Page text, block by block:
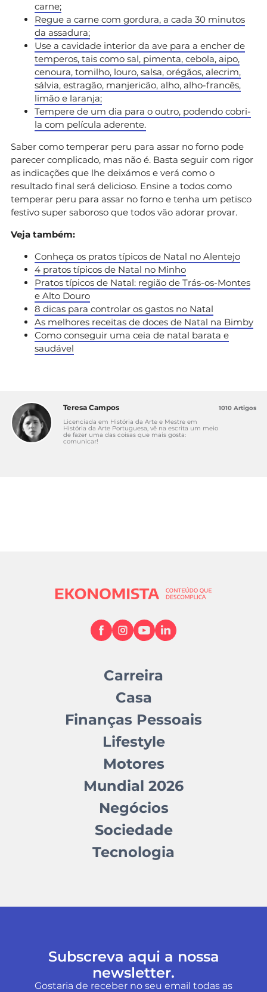
carne;
Regue a carne com gordura, a cada 30 minutos
da assadura;
Use a cavidade interior da ave para a encher de
temperos, tais como sal, pimenta, cebola, aipo,
cenoura, tomilho, louro, salsa, orégãos, alecrim,
sálvia, estragão, manjericão, alho, alho-francês,
limão e laranja;
Tempere de um dia para o outro, podendo cobri-
la com película aderente.
Saber como temperar peru para assar no forno pode
parecer complicado, mas não é. Basta seguir com rigor
as indicações que lhe deixámos e verá como o
resultado final será delicioso. Ensine a todos como
temperar peru para assar no forno e tenha um petisco
festivo super saboroso que todos vão adorar provar.
Veja também:
Conheça os pratos típicos de Natal no Alentejo
4 pratos típicos de Natal no Minho
Pratos típicos de Natal: região de Trás-os-Montes
e Alto Douro
8 dicas para controlar os gastos no Natal
As melhores receitas de doces de Natal na Bimby
Como conseguir uma ceia de natal barata e
saudável
Teresa Campos
Licenciada em História da Arte e Mestre em
História da Arte Portuguesa, vê na escrita um meio
de fazer uma das coisas que mais gosta:
comunicar!
1010 Artigos
Carreira
Casa
Finanças Pessoais
Lifestyle
Motores
Mundial 2026
Negócios
Sociedade
Tecnologia
Subscreva aqui a nossa
newsletter.
Gostaria de receber no seu email todas as